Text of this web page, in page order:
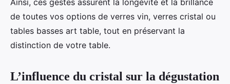
Ainsi, ces gestes assurent la longévité et la brillance
de toutes vos options de verres vin, verres cristal ou
tables basses art table, tout en préservant la
distinction de votre table.
L’influence du cristal sur la dégustation